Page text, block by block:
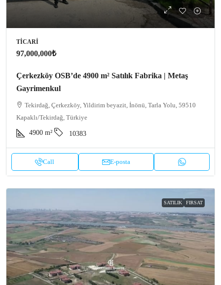
TICARI
97,000,000₺
Çerkezköy OSB’de 4900 m² Satılık Fabrika | Metaş
Gayrimenkul
Tekirdağ, Çerkezköy, Yildirim beyazit, İnönü, Tarla Yolu, 59510
Kapaklı/Tekirdağ, Türkiye
4900 m² 10383
Call E-posta
SATILIK FIRSAT